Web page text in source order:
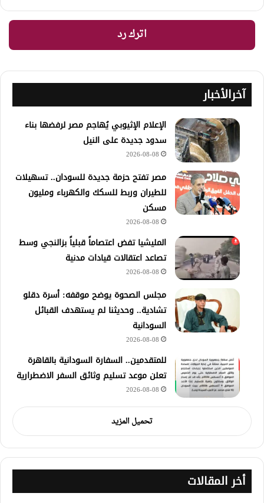
اترك رد
آخرالأخبار
الإعلام الإثيوبي يُهاجم مصر لرفضها بناء
سدود جديدة على النيل
2026-08-08
مصر تفتح حزمة جديدة للسودان.. تسهيلات
للطيران وربط للسكك والكهرباء ومليون
مسكن
2026-08-08
المليشيا تفض اعتصاماً قبلياً بزالنجي وسط
تصاعد اعتقالات قيادات مدنية
2026-08-08
مجلس الصحوة يوضح موقفه: أسرة دقلو
تشادية.. وحديثنا لم يستهدف القبائل
السودانية
2026-08-08
للمتقدمين.. السفارة السودانية بالقاهرة
تعلن موعد تسليم وثائق السفر الاضطرارية
2026-08-08
تحميل المزيد
أخر المقالات